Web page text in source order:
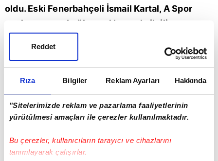
Rıza Bilgiler Reklam Ayarları Hakkında
"Sitelerimizde reklam ve pazarlama faaliyetlerinin
yürütülmesi amaçları ile çerezler kullanılmaktadır.
Bu çerezler, kullanıcıların tarayıcı ve cihazlarını
tanımlayarak çalışırlar.
Reddet
oldu. Eski Fenerbahçeli İsmail Kartal, A Spor
canlı yayınına bağlanaral konuyla ilgili
açıklamalarda bulundu. Kartal, "Fenerbahçe'den
kimse ile görüşmedim." ifadelerini kullandı. İşte
Kartal'ın tüm açıklamaları...
Fenerbahçe